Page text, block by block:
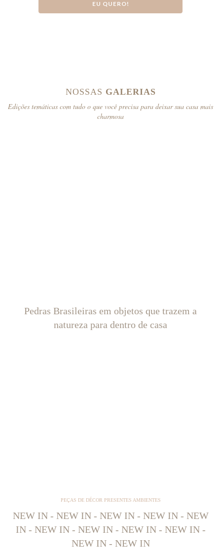
EU QUERO!
NOSSAS GALERIAS
Edições temáticas com tudo o que você precisa para deixar sua casa mais
charmosa
Pedras Brasileiras em objetos que trazem a
natureza para dentro de casa
PEÇAS DE DÉCOR PRESENTES AMBIENTES
NEW IN - NEW IN - NEW IN - NEW IN - NEW
IN - NEW IN - NEW IN - NEW IN - NEW IN -
NEW IN - NEW IN